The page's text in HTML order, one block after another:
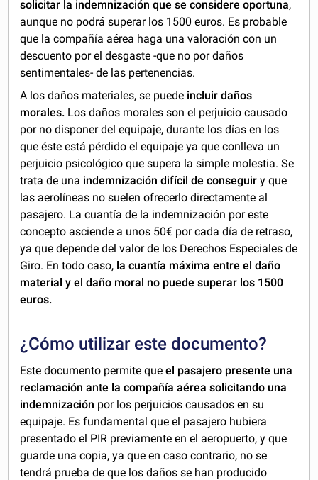
solicitar la indemnización que se considere oportuna,
aunque no podrá superar los 1500 euros. Es probable
que la compañía aérea haga una valoración con un
descuento por el desgaste -que no por daños
sentimentales- de las pertenencias.
A los daños materiales, se puede incluir daños
morales. Los daños morales son el perjuicio causado
por no disponer del equipaje, durante los días en los
que éste está pérdido el equipaje ya que conlleva un
perjuicio psicológico que supera la simple molestia. Se
trata de una indemnización difícil de conseguir y que
las aerolíneas no suelen ofrecerlo directamente al
pasajero. La cuantía de la indemnización por este
concepto asciende a unos 50€ por cada día de retraso,
ya que depende del valor de los Derechos Especiales de
Giro. En todo caso, la cuantía máxima entre el daño
material y el daño moral no puede superar los 1500
euros.
¿Cómo utilizar este documento?
Este documento permite queel pasajero presente una
reclamación ante la compañía aérea solicitando una
indemnización por los perjuicios causados en su
equipaje. Es fundamental que el pasajero hubiera
presentado el PIR previamente en el aeropuerto, y que
guarde una copia, ya que en caso contrario, no se
tendrá prueba de que los daños se han producido